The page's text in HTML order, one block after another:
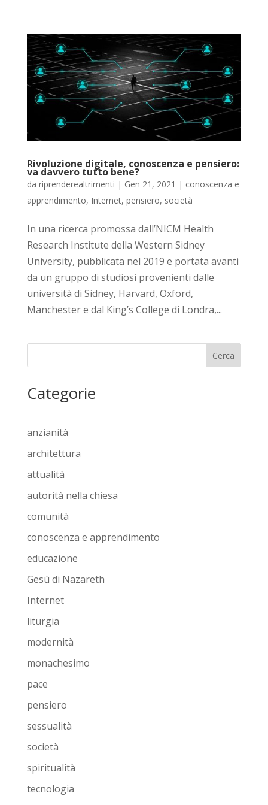
Rivoluzione digitale, conoscenza e pensiero:
va davvero tutto bene?
da riprenderealtrimenti | Gen 21, 2021 | conoscenza e
apprendimento, Internet, pensiero, società
In una ricerca promossa dall’NICM Health
Research Institute della Western Sidney
University, pubblicata nel 2019 e portata avanti
da un gruppo di studiosi provenienti dalle
università di Sidney, Harvard, Oxford,
Manchester e dal King’s College di Londra,...
Cerca
Categorie
anzianità
architettura
attualità
autorità nella chiesa
comunità
conoscenza e apprendimento
educazione
Gesù di Nazareth
Internet
liturgia
modernità
monachesimo
pace
pensiero
sessualità
società
spiritualità
tecnologia